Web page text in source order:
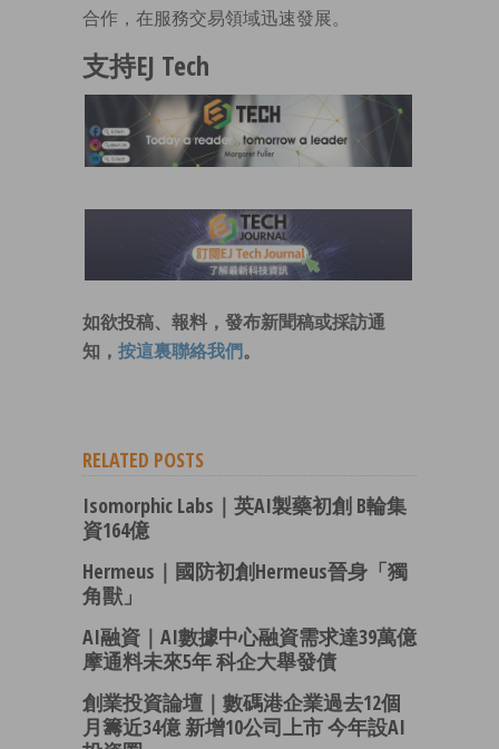
合作，在服務交易領域迅速發展。
支持EJ Tech
如欲投稿、報料，發布新聞稿或採訪通
知， 按這裏聯絡我們 。
RELATED POSTS
Isomorphic Labs｜英AI製藥初創 B輪集
資164億
Hermeus｜國防初創Hermeus晉身「獨
角獸」
AI融資｜AI數據中心融資需求達39萬億
摩通料未來5年 科企大舉發債
創業投資論壇｜數碼港企業過去12個
月籌近34億 新增10公司上市 今年設AI